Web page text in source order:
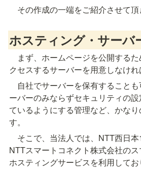
その作成の一端をご紹介させて頂
ホスティング・サーバ
まず、ホームページを公開する
クセスするサーバーを用意しなけれ
自社でサーバーを保有すること
ーバーのみならずセキュリティの
ているようにする管理など、かな
す。
そこで、当法人では、NTT西日
NTTスマートコネクト株式会社の
ホスティングサービスを利用してお